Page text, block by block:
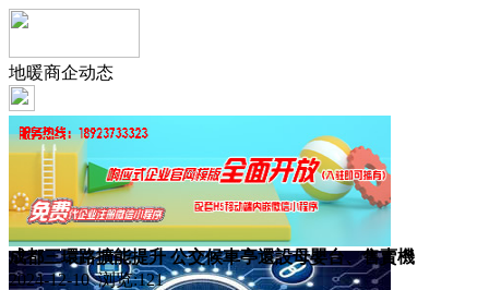
地暖商企动态
成都三環路擴能提升 公交候車亭還設母嬰台、售賣機
2024-12-10 浏览:121